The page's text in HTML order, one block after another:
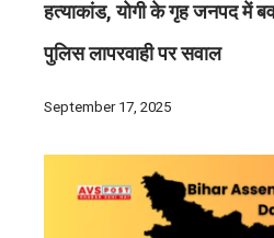
हत्याकांड, योगी के गृह जनपद में
पुलिस लापरवाही पर सवाल
September 17, 2025